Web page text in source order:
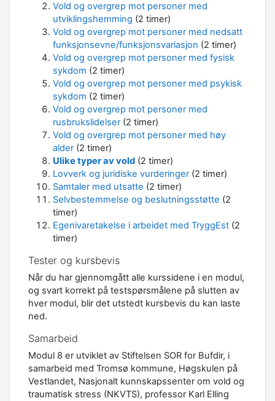
Vold og overgrep mot personer med
utviklingshemming (2 timer)
Vold og overgrep mot personer med nedsatt
funksjonsevne/funksjonsvariasjon (2 timer)
Vold og overgrep mot personer med fysisk
sykdom (2 timer)
Vold og overgrep mot personer med psykisk
sykdom (2 timer)
Vold og overgrep mot personer med
rusbrukslidelser(2 timer)
Vold og overgrep mot personer med høy
alder(2 timer)
Ulike typer av vold (2 timer)
Lovverk og juridiske vurderinger(2 timer)
Samtaler med utsatte (2 timer)
Selvbestemmelse og beslutningsstøtte (2
timer)
Egenivaretakelse i arbeidet med TryggEst (2
timer)
Tester og kursbevis
Når du har gjennomgått alle kurssidene i en modul,
og svart korrekt på testspørsmålene på slutten av
hver modul, blir det utstedt kursbevis du kan laste
ned.
Samarbeid
Modul 8 er utviklet av Stiftelsen SOR for Bufdir, i
samarbeid med Tromsø kommune, Høgskulen på
Vestlandet, Nasjonalt kunnskapssenter om vold og
traumatisk stress (NKVTS), professor Karl Elling